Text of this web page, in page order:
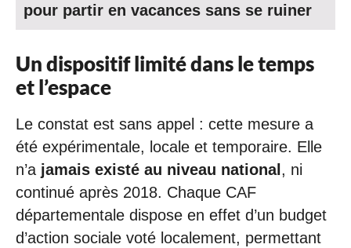
pour partir en vacances sans se ruiner
Un dispositif limité dans le temps
et l’espace
Le constat est sans appel : cette mesure a
été expérimentale, locale et temporaire. Elle
n’a jamais existé au niveau national , ni
continué après 2018. Chaque CAF
départementale dispose en effet d’un budget
d’action sociale voté localement, permettant